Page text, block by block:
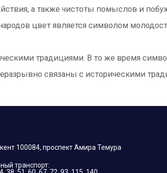
а также чистоты помыслов и
цвет является символом
традициями. В то же время
связаны с историческими
100084, проспект Амира Темура
транспорт: